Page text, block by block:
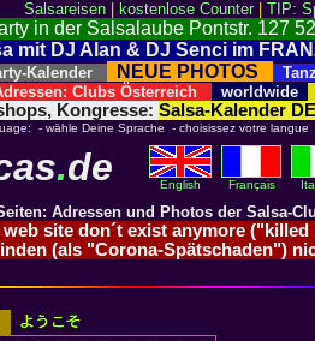
Salsareisen| kostenlose Counter| TIP:
in der Salsalaube Pontstr. 127
mit DJ Alan & DJ Senci im
Kalender NEUE PHOTOS
Clubs Österreich worldwide
Kongresse: Salsa-Kalender
- wähle Deine Sprache - choisissez votre
.de English Français
Adressen und Photos der Salsa-
site don´t exist anymore
(als "Corona-Spätschaden")